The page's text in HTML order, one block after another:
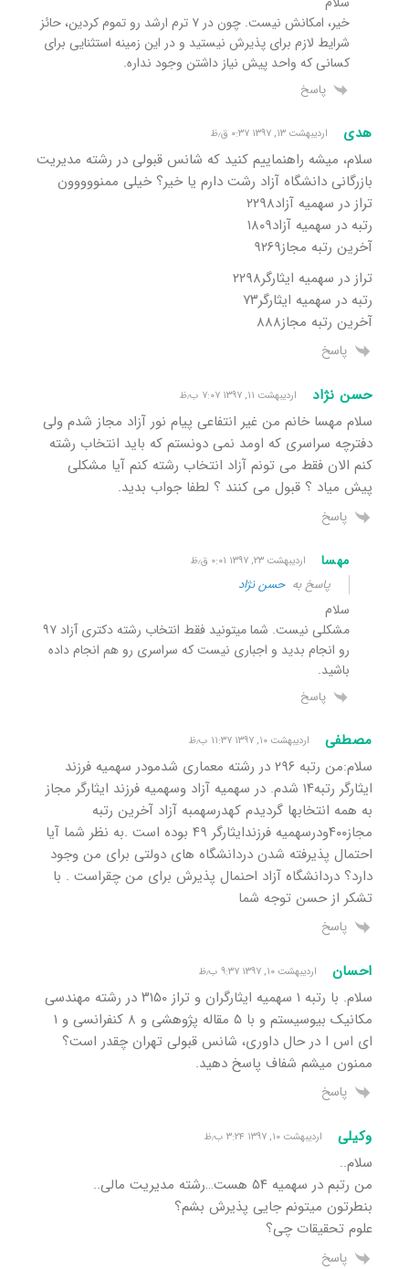
خیر، امکانش نیست. چون در ۷ ترم ارشد رو تموم کردین، حائز
شرایط لازم برای پذیرش نیستید و در این زمینه استثنایی برای
کسانی که واحد پیش نیاز داشتن وجود نداره.
پاسخ
هدی اردیبهشت ۱۳, ۱۳۹۷ ۰:۳۷ ق٫ظ
سلام، میشه راهنماییم کنید که شانس قبولی در رشته مدیریت
بازرگانی دانشگاه آزاد رشت دارم یا خیر؟ خیلی ممنووووون
تراز در سهمیه آزاد۲۲۹۸
رتبه در سهمیه آزاد۱۸۰۹
آخرین رتبه مجاز۹۲۶۹
تراز در سهمیه ایثارگر۲۲۹۸
رتبه در سهمیه ایثارگر۷۳
آخرین رتبه مجاز۸۸۸
پاسخ
حسن نژاد اردیبهشت ۱۱, ۱۳۹۷ ۷:۰۷ ب٫ظ
سلام مهسا خانم من غیر انتفاعی پیام نور آزاد مجاز شدم ولی
دفترچه سراسری که اومد نمی دونستم که باید انتخاب رشته
کنم الان فقط می تونم آزاد انتخاب رشته کنم آیا مشکلی
پیش میاد ؟ قبول می کنند ؟ لطفا جواب بدید.
پاسخ
مهسا اردیبهشت ۲۳, ۱۳۹۷ ۰:۰۱ ق٫ظ
پاسخ بهحسن نژاد
سلام
مشکلی نیست. شما میتونید فقط انتخاب رشته دکتری آزاد ۹۷
رو انجام بدید و اجباری نیست که سراسری رو هم انجام داده
باشید.
پاسخ
مصطفی اردیبهشت ۱۰, ۱۳۹۷ ۱۱:۳۷ ب٫ظ
سلام:من رتبه ۲۹۶ در رشته معماری شدمودر سهمیه فرزند
ایثارگر رتبه۱۴ شدم. در سهمیه آزاد وسهمیه فرزند ایثارگر مجاز
به همه انتخابها گردیدم کهدرسهمبه آزاد آخرین رتبه
مجاز۴۰۰ودرسهمیه فرزندایثارگر ۴۹ بوده است .به نظر شما آیا
احتمال پذیرفته شدن دردانشگاه های دولتی برای من وجود
دارد؟ دردانشگاه آزاد احنمال پذیرش برای من چقراست . با
تشکر از حسن توجه شما
پاسخ
احسان اردیبهشت ۱۰, ۱۳۹۷ ۹:۳۷ ب٫ظ
سلام. با رتبه ۱ سهمیه ایثارگران و تراز ۳۱۵۰ در رشته مهندسی
مکانیک بیوسیستم و با ۵ مقاله پژوهشی و ۸ کنفرانسی و ۱
ای اس ا در حال داوری، شانس قبولی تهران چقدر است؟
ممنون میشم شفاف پاسخ دهید.
پاسخ
وکیلی اردیبهشت ۱۰, ۱۳۹۷ ۳:۲۴ ب٫ظ
سلام..
من رتبم در سهمیه ۵۴ هست…رشته مدیریت مالی..
بنطرتون میتونم جایی پذیرش بشم؟
علوم تحقیقات چی؟
پاسخ